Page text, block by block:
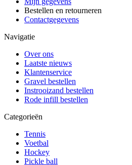
Bestellen en retourneren
Contactgegevens
Navigatie
Over ons
Laatste nieuws
Klantenservice
Gravel bestellen
Instrooizand bestellen
Rode infill bestellen
Categorieën
Tennis
Voetbal
Hockey
Pickle ball